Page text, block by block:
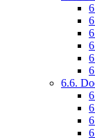
6.6.